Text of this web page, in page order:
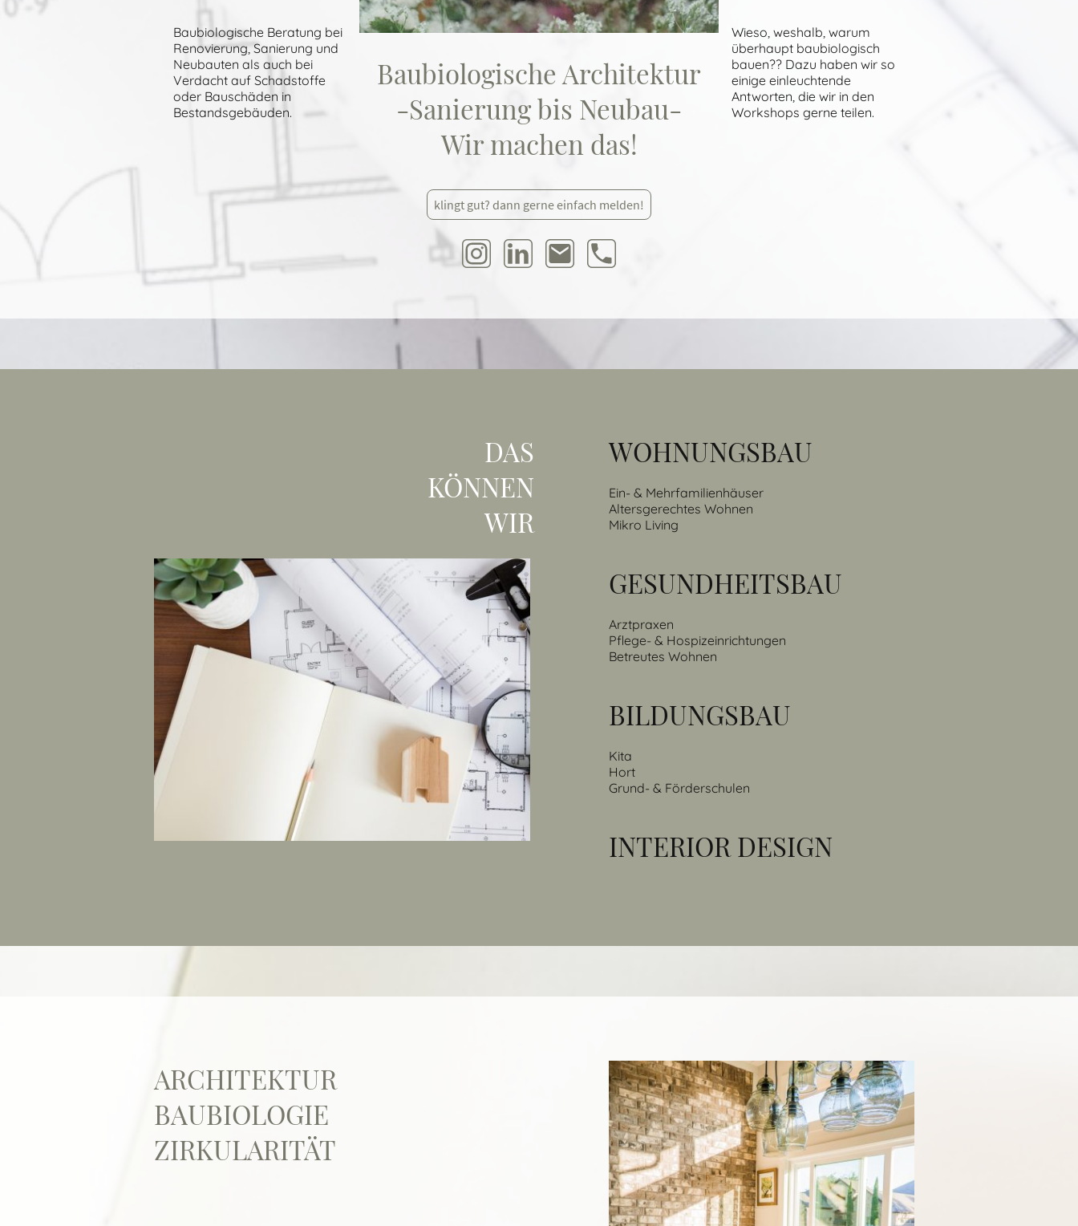
Baubiologische Beratung bei
Renovierung, Sanierung und
Neubauten als auch bei
Verdacht auf Schadstoffe
oder Bauschäden in
Bestandsgebäuden.
Baubiologische Architektur
-Sanierung bis Neubau-
Wir machen das!
klingt gut? dann gerne einfach melden!
Wieso, weshalb, warum
überhaupt baubiologisch
bauen?? Dazu haben wir so
einige einleuchtende
Antworten, die wir in den
Workshops gerne teilen.
DAS
KÖNNEN
WIR
WOHNUNGSBAU
Ein- & Mehrfamilienhäuser
Altersgerechtes Wohnen
Mikro Living
GESUNDHEITSBAU
Arztpraxen
Pflege- & Hospizeinrichtungen
Betreutes Wohnen
BILDUNGSBAU
Kita
Hort
Grund- & Förderschulen
INTERIOR DESIGN
ARCHITEKTUR
BAUBIOLOGIE
ZIRKULARITÄT